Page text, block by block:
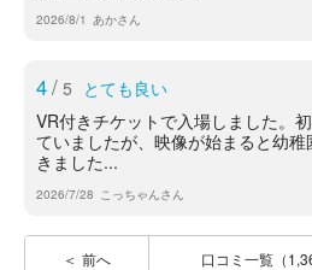
2026/8/1 あかさん
4/ 5 とても良い
VR付きチケットで入場しました。
ていましたが、映像が始まると幼
きました...
2026/7/28 こっちゃんさん
前へ 口コミ一覧（